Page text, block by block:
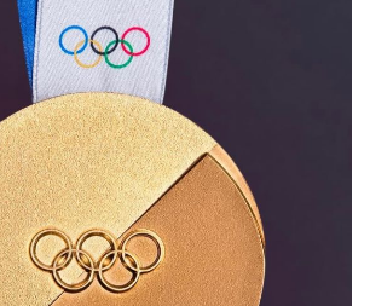
si toglie la maglia dopo un gol, o la
avversario a fine partita,
liberanon è una stranezza ormai da
di un’esclusiva calcistica o sportiva
sé che glihabituèdel torso nudo sotto
avvezzi all’inchiostro, ma anche
notato il trend: sotto alla maglia da
spesso una seconda divisa, personale.
tutto sommato discrete, altre con